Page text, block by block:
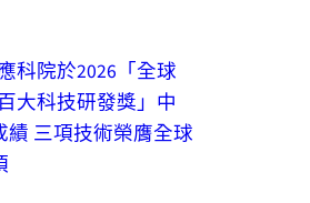
科院於2026「全球
大科技研發獎」中
績 三項技術榮膺全球